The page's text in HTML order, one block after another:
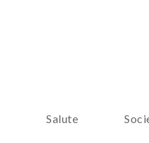
Salute